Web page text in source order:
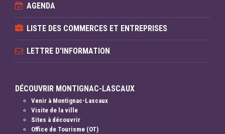
AGENDA
LISTE DES COMMERCES ET ENTREPRISES
LETTRE D'INFORMATION
DÉCOUVRIR MONTIGNAC-LASCAUX
Venir à Montignac-Lascaux
Visite de la ville
Sites à découvrir
Office de Tourisme (OT)